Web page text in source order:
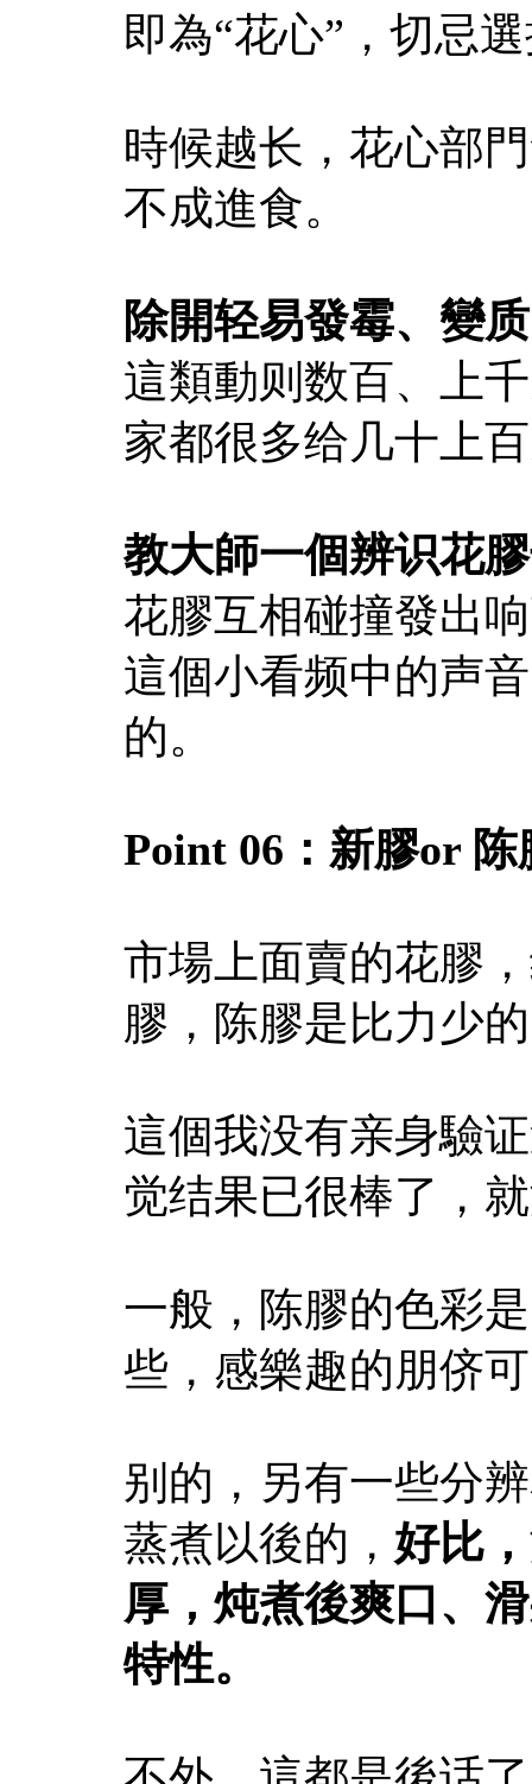
即為“花心”，切忌
時候越长，花心部
不成進食。
除開轻易發霉、變
這類動则数百、上
家都很多给几十上
教大師一個辨识花
花膠互相碰撞發出
這個小看频中的声
的。
Point 06： 新膠or 陈
市場上面賣的花膠
膠，陈膠是比力少
這個我没有亲身驗
觉结果已很棒了，
一般，陈膠的色彩
些，感樂趣的朋侪
别的，另有一些分
蒸煮以後的， 好比
厚，炖煮後爽口、
特性。